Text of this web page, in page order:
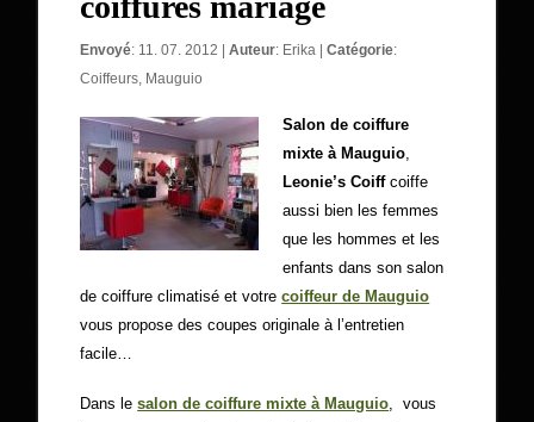
Envoyé: 11. 07. 2012 |Auteur: Erika |Catégorie:
Coiffeurs, Mauguio
Salon de coiffure
mixte à Mauguio,
Leonie’s Coiffcoiffe
aussi bien les femmes
que les hommes et les
enfants dans son salon
de coiffure climatisé et votrecoiffeur de Mauguio
vous propose des coupes originale à l’entretien
facile…
Dans lesalon de coiffure mixte à Mauguio, vous